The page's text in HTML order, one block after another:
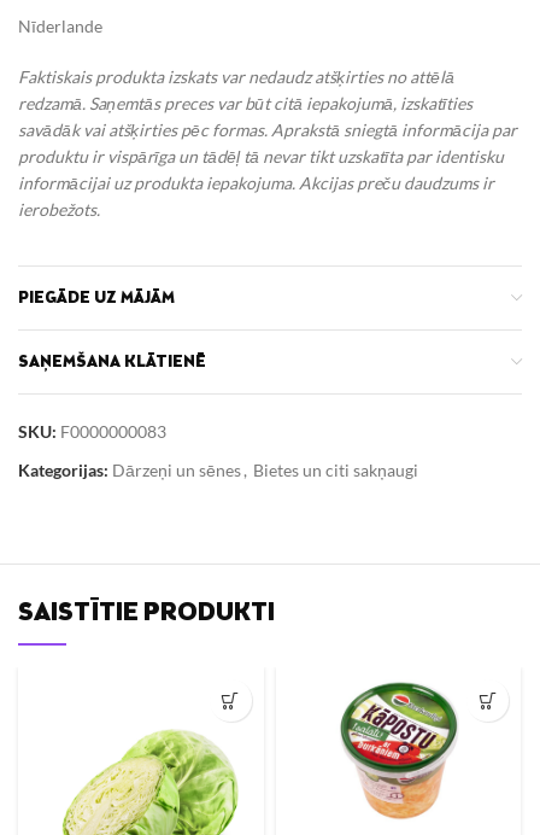
Nīderlande
Faktiskais produkta izskats var nedaudz atšķirties no attēlā
redzamā. Saņemtās preces var būt citā iepakojumā, izskatīties
savādāk vai atšķirties pēc formas. Aprakstā sniegtā informācija par
produktu ir vispārīga un tādēļ tā nevar tikt uzskatīta par identisku
informācijai uz produkta iepakojuma. Akcijas preču daudzums ir
ierobežots.
PIEGĀDE UZ MĀJĀM
SAŅEMŠANA KLĀTIENĒ
SKU: F0000000083
Kategorijas: Dārzeņi un sēnes, Bietes un citi sakņaugi
SAISTĪTIE PRODUKTI